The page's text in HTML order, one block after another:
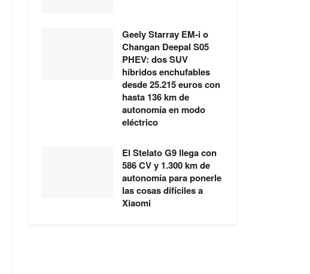
Geely Starray EM-i o
Changan Deepal S05
PHEV: dos SUV
híbridos enchufables
desde 25.215 euros con
hasta 136 km de
autonomía en modo
eléctrico
El Stelato G9 llega con
586 CV y 1.300 km de
autonomía para ponerle
las cosas difíciles a
Xiaomi